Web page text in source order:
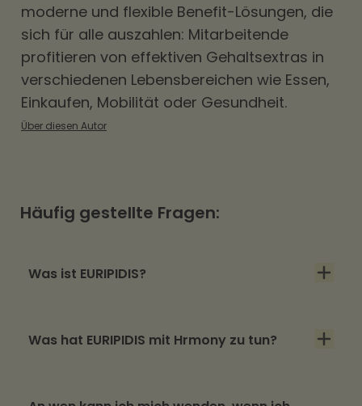
moderne und flexible Benefit-Lösungen, die
sich für alle auszahlen: Mitarbeitende
profitieren von effektiven Gehaltsextras in
verschiedenen Lebensbereichen wie Essen,
Einkaufen, Mobilität oder Gesundheit.
Über diesen Autor
Häufig gestellte Fragen:
Was ist EURIPIDIS?
Policies for the Digital Shift und ist ein
Was hat EURIPIDIS mit Hrmony zu tun?